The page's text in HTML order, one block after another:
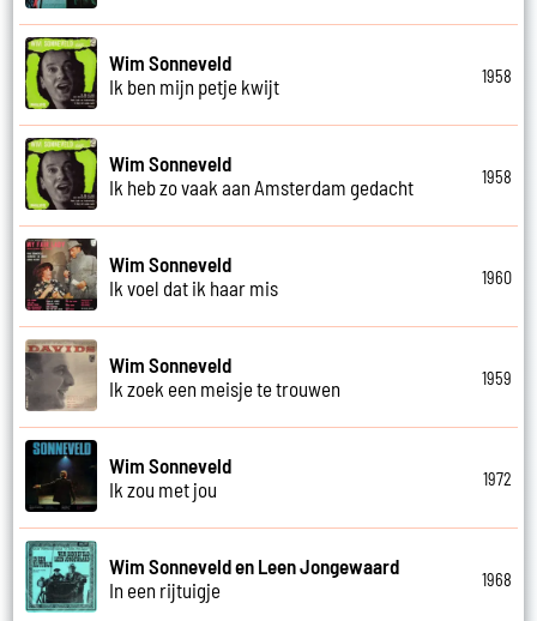
Wim Sonneveld
Ik ben mijn petje kwijt
1958
Wim Sonneveld
Ik heb zo vaak aan Amsterdam gedacht
1958
Wim Sonneveld
Ik voel dat ik haar mis
1960
Wim Sonneveld
Ik zoek een meisje te trouwen
1959
Wim Sonneveld
Ik zou met jou
1972
Wim Sonneveld en Leen Jongewaard
In een rijtuigje
1968